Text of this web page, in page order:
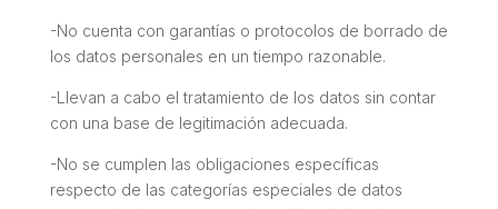
-No cuenta con garantías o protocolos de borrado de
los datos personales en un tiempo razonable.
-Llevan a cabo el tratamiento de los datos sin contar
con una base de legitimación adecuada.
-No se cumplen las obligaciones específicas
respecto de las categorías especiales de datos